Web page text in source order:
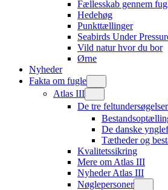
Fællesskab gennem
Hedehøg
Punkttællinger
Seabirds Under
Vild natur hvor du bor
Ørne
Nyheder
Fakta om fugle
Atlas III
De tre feltundersøgelser
De danske
Tætheder og
Kvalitetssikring
Mere om Atlas III
Nyheder Atlas III
Nøglepersoner